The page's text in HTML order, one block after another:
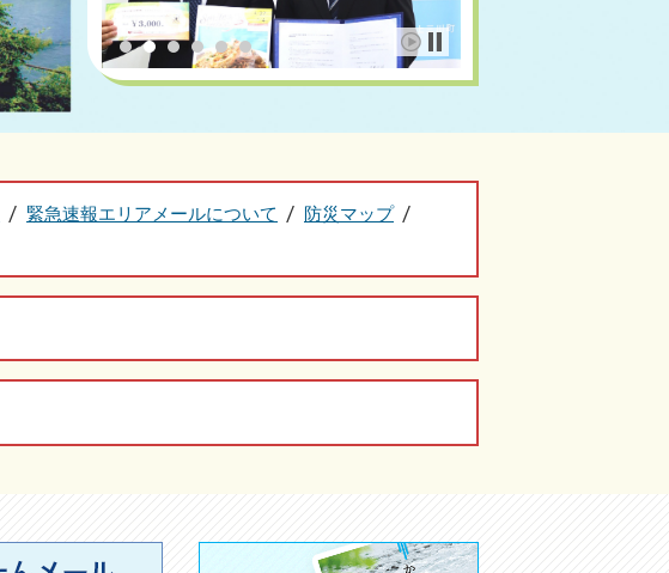
緊急速報エリアメールについて
防災マップ